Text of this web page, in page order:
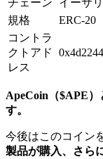
チェーン
イーサ
規格
ERC-20
コントラ
クトアド
レス
ApeCoin（$APE
す。
今後はこのコイン
製品が購入、さら